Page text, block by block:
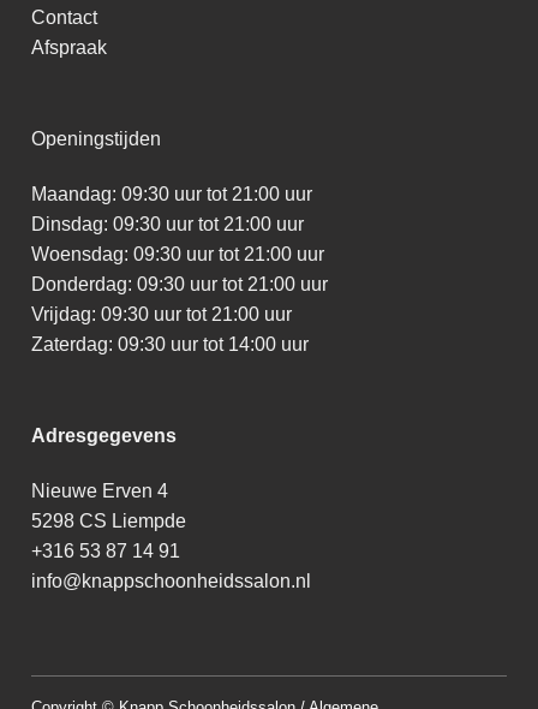
Contact
Afspraak
Openingstijden
Maandag: 09:30 uur tot 21:00 uur
Dinsdag: 09:30 uur tot 21:00 uur
Woensdag: 09:30 uur tot 21:00 uur
Donderdag: 09:30 uur tot 21:00 uur
Vrijdag: 09:30 uur tot 21:00 uur
Zaterdag: 09:30 uur tot 14:00 uur
Adresgegevens
Nieuwe Erven 4
5298 CS Liempde
+316 53 87 14 91
info@knappschoonheidssalon.nl